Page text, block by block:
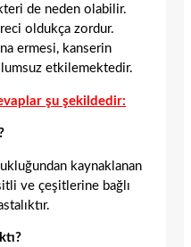
de neden olabilir.
oldukça zordur.
ermesi, kanserin
etkilemektedir.
şu şekildedir:
kaynaklanan
ve çeşitlerine bağlı